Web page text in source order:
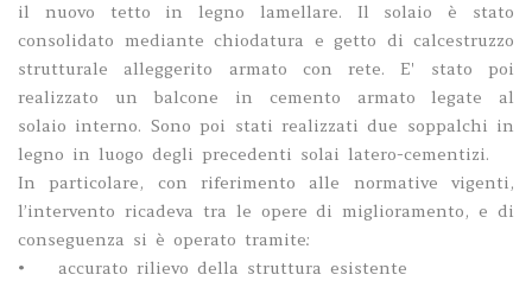
il nuovo tetto in legno lamellare. Il solaio è stato
consolidato mediante chiodatura e getto di calcestruzzo
strutturale alleggerito armato con rete. E' stato poi
realizzato un balcone in cemento armato legate al
solaio interno. Sono poi stati realizzati due soppalchi in
legno in luogo degli precedenti solai latero-cementizi.
In particolare, con riferimento alle normative vigenti,
l’intervento ricadeva tra le opere di miglioramento, e di
conseguenza si è operato tramite:
• accurato rilievo della struttura esistente